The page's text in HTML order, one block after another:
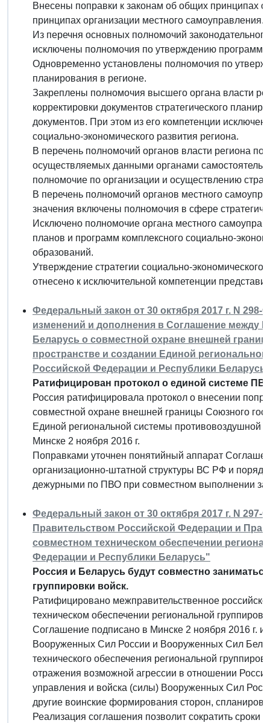
Внесены поправки к законам об общих принципах
принципах организации местного самоуправления.
Из перечня основных полномочий
исключены полномочия по утверждению программ
Одновременно установлены полномочия по
планирования в регионе.
Закреплены полномочия высшего органа власти
корректировки документов стратегического
документов. При этом из его компетенции
социально-экономического развития региона.
В перечень полномочий органов власти региона
осуществляемых данными органами
полномочие по организации и осуществлению
В перечень полномочий органов местного
значения включены полномочия в сфере
Исключено полномочие органа местного
планов и программ комплексного социально-
образований.
Утверждение стратегии социально-
отнесено к исключительной компетенции
Федеральный закон от 30 октября 2017 г. N
изменений и дополнения в Соглашение между
Беларусь о совместной охране внешней
пространстве и создании Единой
Российской Федерации и Республики Беларусь
Ратифицирован протокол о единой системе
Россия ратифицировала протокол о внесении
совместной охране внешней границы Союзного
Единой региональной системы
Минске 2 ноября 2016 г.
Поправками уточнен понятийный аппарат
организационно-штатной структуры ВС РФ и
дежурными по ПВО при совместном выполнении
Федеральный закон от 30 октября 2017 г. N
Правительством Российской Федерации и
совместном техническом обеспечении
Федерации и Республики Беларусь"
Россия и Беларусь будут совместно
группировки войск.
Ратифицировано межправительственное
техническом обеспечении региональной
Соглашение подписано в Минске 2 ноября 2016 г. и
Вооруженных Сил России и Вооруженных Сил
технического обеспечения региональной
отражения возможной агрессии в отношении
управления и войска (силы) Вооруженных Сил
другие воинские формирования сторон,
Реализация соглашения позволит сократить сроки